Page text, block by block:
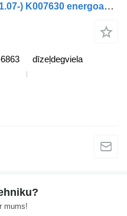
Knorr-Bremse TGS 26.360 (01.07-) K007630 energoakumulators paredzēts MAN TGL, TGM, TGS, TGX (2005-2021) vilcēja
dīzeļdegviela
mums!